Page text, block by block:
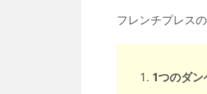
フレンチプレス
1つのダン